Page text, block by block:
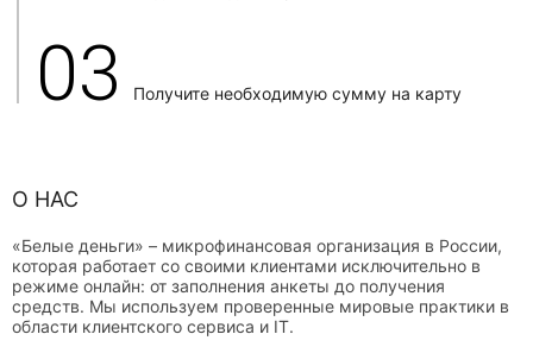
03 Получите необходимую сумму на карту
О НАС
«Белые деньги» – микрофинансовая организация в России,
которая работает со своими клиентами исключительно в
режиме онлайн: от заполнения анкеты до получения
средств. Мы используем проверенные мировые практики в
области клиентского сервиса и IT.